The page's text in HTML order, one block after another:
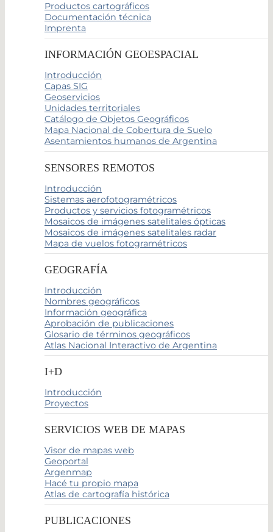
Productos cartográficos
Documentación técnica
Imprenta
INFORMACIÓN GEOESPACIAL
Introducción
Capas SIG
Geoservicios
Unidades territoriales
Catálogo de Objetos Geográficos
Mapa Nacional de Cobertura de Suelo
Asentamientos humanos de Argentina
SENSORES REMOTOS
Introducción
Sistemas aerofotogramétricos
Productos y servicios fotogramétricos
Mosaicos de imágenes satelitales ópticas
Mosaicos de imágenes satelitales radar
Mapa de vuelos fotogramétricos
GEOGRAFÍA
Introducción
Nombres geográficos
Información geográfica
Aprobación de publicaciones
Glosario de términos geográficos
Atlas Nacional Interactivo de Argentina
I+D
Introducción
Proyectos
SERVICIOS WEB DE MAPAS
Visor de mapas web
Geoportal
Argenmap
Hacé tu propio mapa
Atlas de cartografía histórica
PUBLICACIONES